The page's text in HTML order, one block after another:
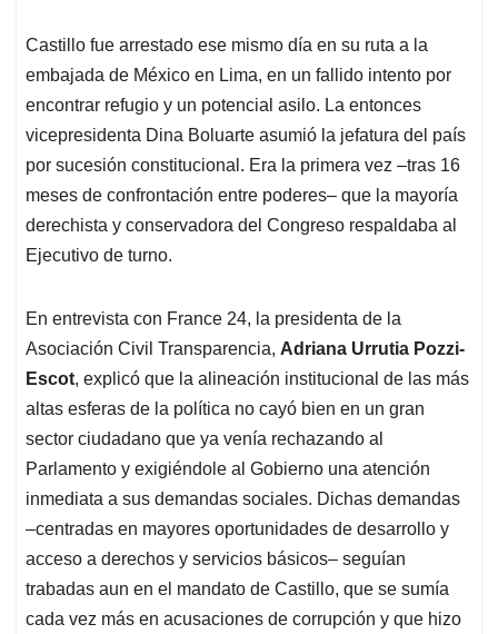
Castillo fue arrestado ese mismo día en su ruta a la
embajada de México en Lima, en un fallido intento por
encontrar refugio y un potencial asilo. La entonces
vicepresidenta Dina Boluarte asumió la jefatura del país
por sucesión constitucional. Era la primera vez –tras 16
meses de confrontación entre poderes– que la mayoría
derechista y conservadora del Congreso respaldaba al
Ejecutivo de turno.
En entrevista con France 24, la presidenta de la
Asociación Civil Transparencia, Adriana Urrutia Pozzi-
Escot, explicó que la alineación institucional de las más
altas esferas de la política no cayó bien en un gran
sector ciudadano que ya venía rechazando al
Parlamento y exigiéndole al Gobierno una atención
inmediata a sus demandas sociales. Dichas demandas
–centradas en mayores oportunidades de desarrollo y
acceso a derechos y servicios básicos– seguían
trabadas aun en el mandato de Castillo, que se sumía
cada vez más en acusaciones de corrupción y que hizo